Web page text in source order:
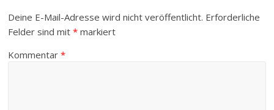
Deine E-Mail-Adresse wird nicht veröffentlicht. Erforderliche
Felder sind mit* markiert
Kommentar*